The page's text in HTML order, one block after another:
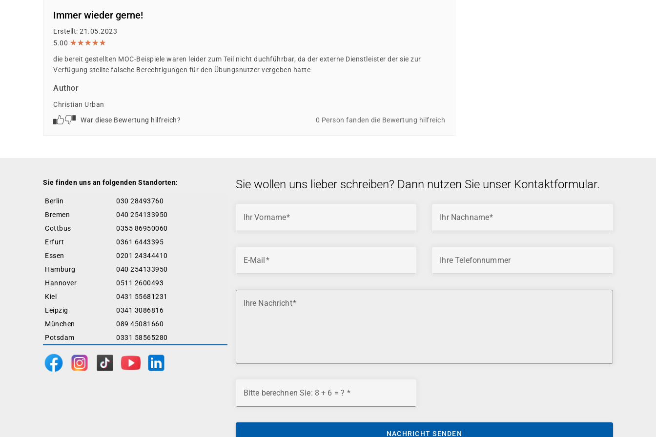
Immer wieder gerne!
Erstellt: 21.05.2023
5.00 ★★★★★
★★★★★
die bereit gestellten MOC-Beispiele waren leider zum Teil nicht duchführbar, da der externe Dienstleister der sie zur
Verfügung stellte falsche Berechtigungen für den Übungsnutzer vergeben hatte
Author
Christian Urban
War diese Bewertung hilfreich?
0 Person fanden die Bewertung hilfreich
Sie finden uns an folgenden Standorten:
Berlin
030 28493760
Bremen
040 254133950
Cottbus
0355 86950060
Erfurt
0361 6443395
Essen
0201 24344410
Hamburg
040 254133950
Hannover
0511 2600493
Kiel
0431 55681231
Leipzig
0341 3086816
München
089 45081660
Potsdam
0331 58565280
Sie wollen uns lieber schreiben? Dann nutzen Sie unser Kontaktformular.
Ihr Vorname Ihr Nachname
E-Mail Ihre Telefonnummer
Ihre Nachricht
Bitte berechnen Sie: 8 + 6 = ?
NACHRICHT SENDEN